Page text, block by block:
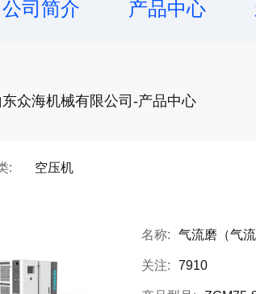
公司简介 产品中心
众海机械有限公司-产品中心
: 空压机
名称: 气流磨（气
关注: 7910